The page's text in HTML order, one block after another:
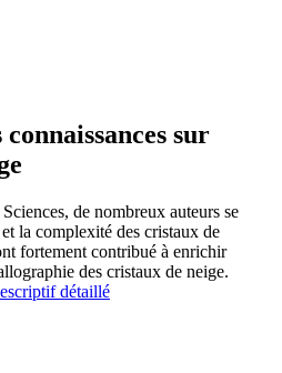
sur
de nombreux auteurs se
la complexité des cristaux de
fortement contribué à enrichir
des cristaux de neige.
détaillé